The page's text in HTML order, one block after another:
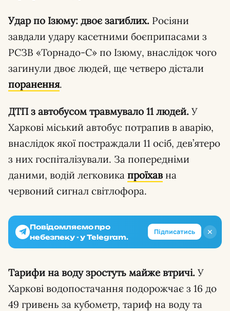
Удар по Ізюму: двоє загиблих. Росіяни
завдали удару касетними боєприпасами з
РСЗВ «Торнадо-С» по Ізюму, внаслідок чого
загинули двоє людей, ще четверо дістали
поранення.
ДТП з автобусом травмувало 11 людей. У
Харкові міський автобус потрапив в аварію,
внаслідок якої постраждали 11 осіб, дев’ятеро
з них госпіталізували. За попередніми
даними, водій легковика проїхав на
червоний сигнал світлофора.
✕
Повідомляємо про
небезпеку - у Telegram.
Підписатись
Тарифи на воду зростуть майже втричі. У
Харкові водопостачання подорожчає з 16 до
49 гривень за кубометр, тариф на воду та